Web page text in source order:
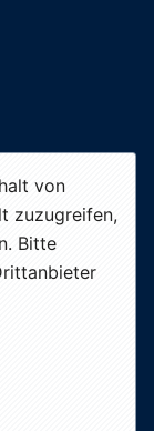
von
zuzugreifen,
Bitte